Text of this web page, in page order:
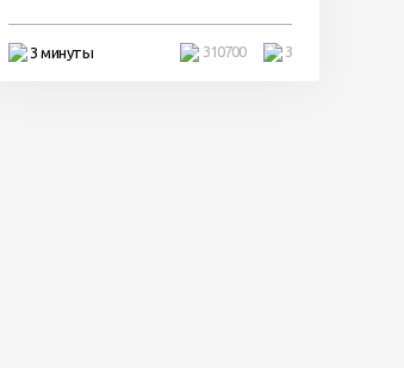
3 минуты 3
310700